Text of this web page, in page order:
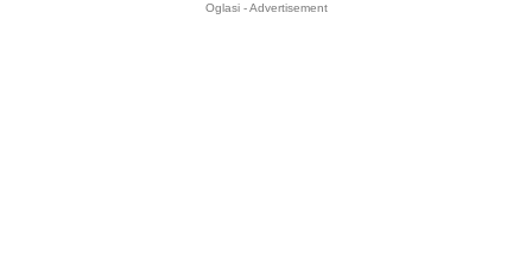
Oglasi - Advertisement